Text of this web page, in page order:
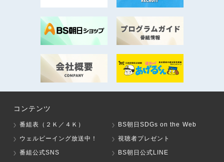
コンテンツ
番組表（２Ｋ／４Ｋ）
BS朝日SDGs on the Web
ウェルビーイング放送中！
視聴者プレゼント
番組公式SNS
BS朝日公式LINE